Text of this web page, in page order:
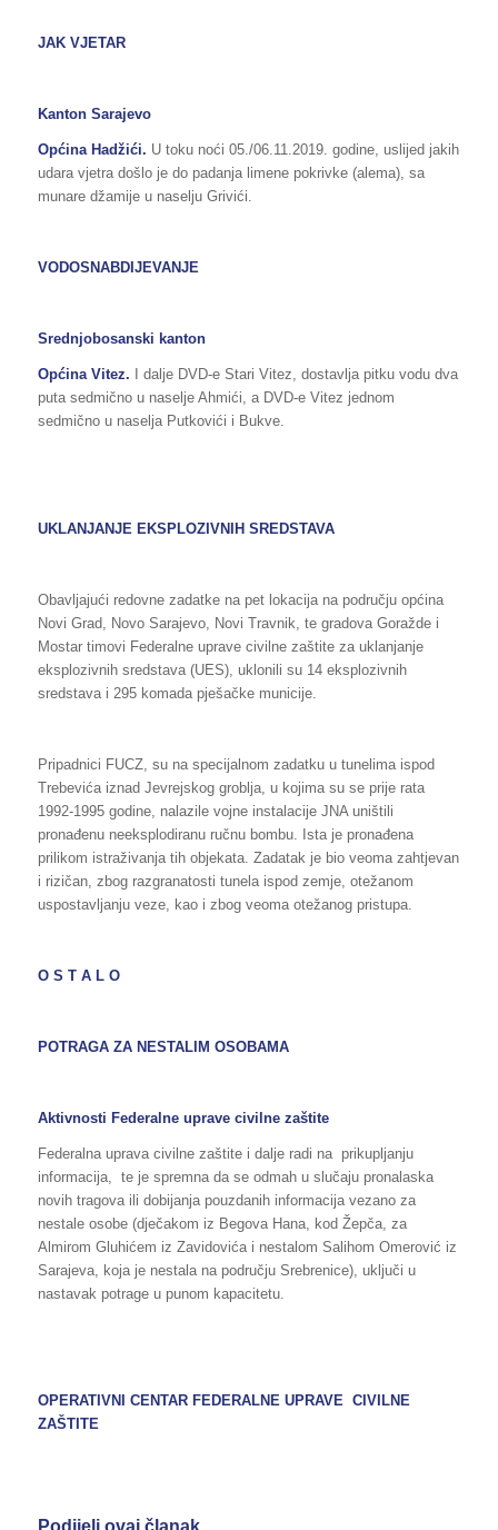
JAK VJETAR
Kanton Sarajevo
Općina Hadžići. U toku noći 05./06.11.2019. godine, uslijed jakih
udara vjetra došlo je do padanja limene pokrivke (alema), sa
munare džamije u naselju Grivići.
VODOSNABDIJEVANJE
Srednjobosanski kanton
Općina Vitez.
I dalje DVD-e Stari Vitez, dostavlja pitku vodu dva
puta sedmično u naselje Ahmići, a DVD-e Vitez jednom
sedmično u naselja Putkovići i Bukve.
UKLANJANJE EKSPLOZIVNIH SREDSTAVA
Obavljajući redovne zadatke na pet lokacija na području općina
Novi Grad, Novo Sarajevo, Novi Travnik, te gradova Goražde i
Mostar timovi Federalne uprave civilne zaštite za uklanjanje
eksplozivnih sredstava (UES), uklonili su 14 eksplozivnih
sredstava i 295 komada pješačke municije.
Pripadnici FUCZ, su na specijalnom zadatku u tunelima ispod
Trebevića iznad Jevrejskog groblja, u kojima su se prije rata
1992-1995 godine, nalazile vojne instalacije JNA uništili
pronađenu neeksplodiranu ručnu bombu. Ista je pronađena
prilikom istraživanja tih objekata. Zadatak je bio veoma zahtjevan
i rizičan, zbog razgranatosti tunela ispod zemje, otežanom
uspostavljanju veze, kao i zbog veoma otežanog pristupa.
O S T A L O
POTRAGA ZA NESTALIM OSOBAMA
Aktivnosti Federalne uprave civilne zaštite
Federalna uprava civilne zaštite i dalje radi na prikupljanju
informacija, te je spremna da se odmah u slučaju pronalaska
novih tragova ili dobijanja pouzdanih informacija vezano za
nestale osobe (dječakom iz Begova Hana, kod Žepča, za
Almirom Gluhićem iz Zavidovića i nestalom Salihom Omerović iz
Sarajeva, koja je nestala na području Srebrenice), uključi u
nastavak potrage u punom kapacitetu.
OPERATIVNI CENTAR FEDERALNE UPRAVE CIVILNE
ZAŠTITE